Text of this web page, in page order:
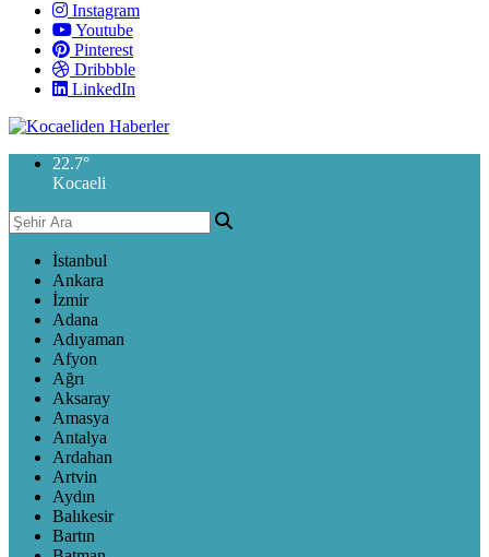
Instagram
Youtube
Pinterest
Dribbble
LinkedIn
22.7°
Kocaeli
İstanbul
Ankara
İzmir
Adana
Adıyaman
Afyon
Ağrı
Aksaray
Amasya
Antalya
Ardahan
Artvin
Aydın
Balıkesir
Bartın